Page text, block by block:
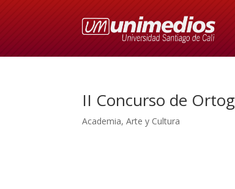
II Concurso de
Academia,Arte y Cultura